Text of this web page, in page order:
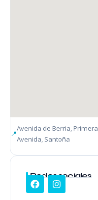
Avenida de Berria, Primera
Avenida, Santoña
Redes sociales